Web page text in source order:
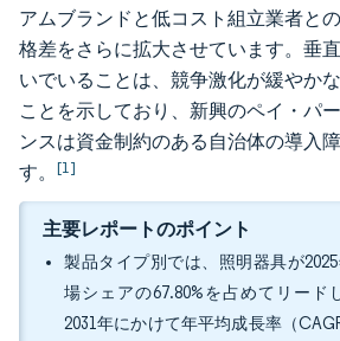
アムブランドと低コスト組立業者と
格差をさらに拡大させています。垂
いでいることは、競争激化が緩やか
ことを示しており、新興のペイ・パ
ンスは資金制約のある自治体の導入
す。 [1]
主要レポートのポイント
製品タイプ別では、照明器具が
場シェアの67.80%を占めてリード
2031年にかけて年平均成長率（